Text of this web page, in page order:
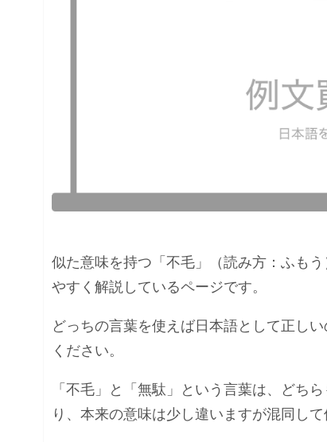
似た意味を持つ「不毛」（読み方：ふも
やすく解説しているページです。
どっちの言葉を使えば日本語として正し
ください。
「不毛」と「無駄」という言葉は、どち
り、本来の意味は少し違いますが混同して